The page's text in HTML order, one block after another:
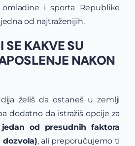
i sporta Republike
od najtraženijih.
SE KAKVE SU
NAKON
želiš da ostaneš u zemlji
dodatno da istražiš opcije za
jedan od presudnih faktora
dozvola), ali preporučujemo ti